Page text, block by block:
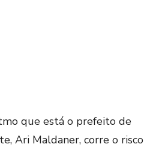
que está o prefeito de
Ari Maldaner, corre o risco